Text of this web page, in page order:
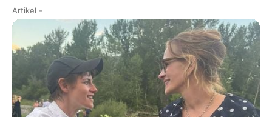
Artikel -